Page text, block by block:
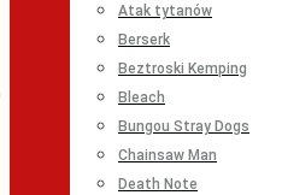
Atak tytanów
Berserk
Beztroski Kemping
Bleach
Bungou Stray Dogs
Chainsaw Man
Death Note